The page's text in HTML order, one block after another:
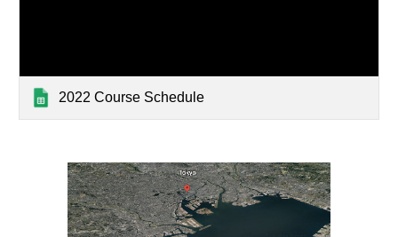
2022 Course Schedule